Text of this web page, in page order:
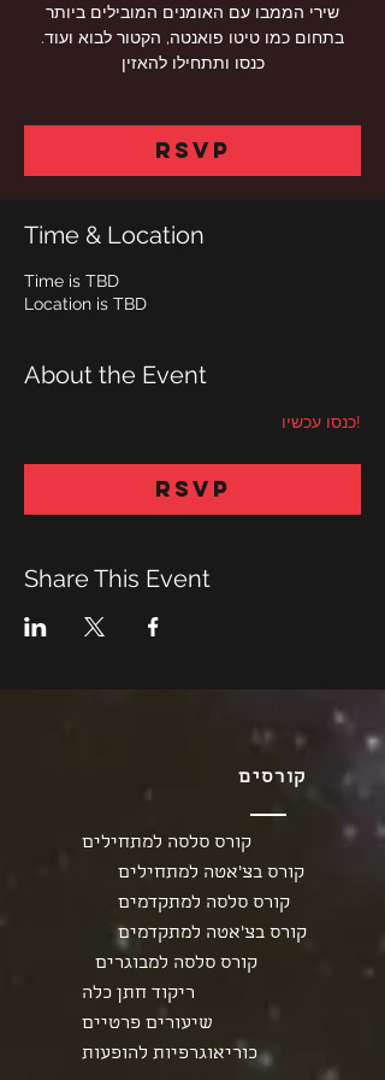
שירי הממבו עם האומנים המובילים ביותר
בתחום כמו טיטו פואנטה, הקטור לבוא ועוד.
RSVP
Time & Location
Time is TBD
Location is TBD
About the Event
!כנסו עכשיו
RSVP
Share This Event
קורסים
קורס סלסה למתחילים
קורס בצ'אטה למתחילים
קורס סלסה למתקדמים
קורס בצ'אטה למתקדמים
קורס סלסה למבוגרים
ריקוד חתן כלה
שיעורים פרטיים
כוריאוגרפיות להופעות